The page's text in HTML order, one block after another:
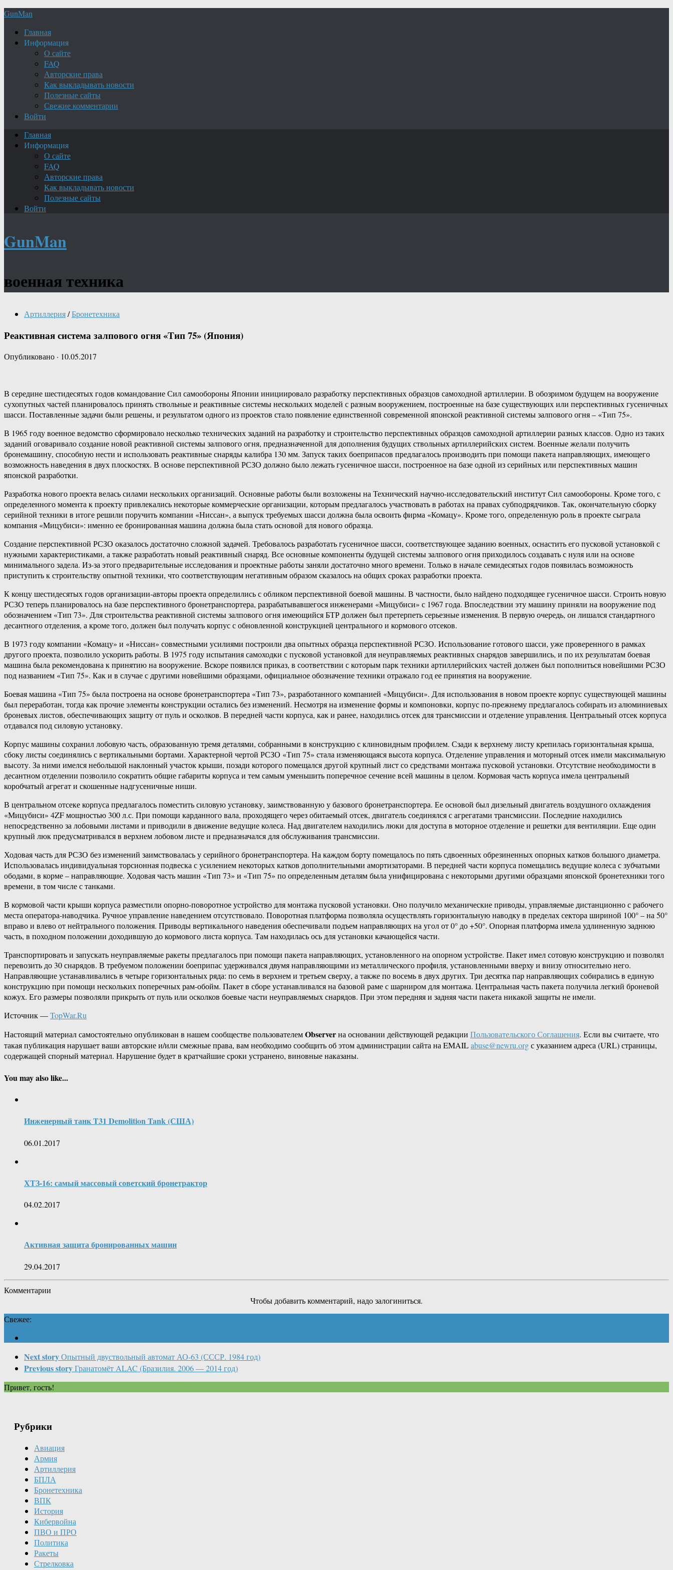
GunMan
Главная
Информация
О сайте
FAQ
Авторские права
Как выкладывать новости
Полезные сайты
Свежие комментарии
Войти
Главная
Информация
О сайте
FAQ
Авторские права
Как выкладывать новости
Полезные сайты
Войти
GunMan
военная техника
Артиллерия/Бронетехника
Реактивная система залпового огня «Тип 75» (Япония)
Опубликовано · 10.05.2017
В середине шестидесятых годов командование Сил самообороны Японии инициировало разработку перспективных образцов самоходной артиллерии. В обозримом будущем на вооружение
сухопутных частей планировалось принять ствольные и реактивные системы нескольких моделей с разным вооружением, построенные на базе существующих или перспективных гусеничных
шасси. Поставленные задачи были решены, и результатом одного из проектов стало появление единственной современной японской реактивной системы залпового огня – «Тип 75».
В 1965 году военное ведомство сформировало несколько технических заданий на разработку и строительство перспективных образцов самоходной артиллерии разных классов. Одно из таких
заданий оговаривало создание новой реактивной системы залпового огня, предназначенной для дополнения будущих ствольных артиллерийских систем. Военные желали получить
бронемашину, способную нести и использовать реактивные снаряды калибра 130 мм. Запуск таких боеприпасов предлагалось производить при помощи пакета направляющих, имеющего
возможность наведения в двух плоскостях. В основе перспективной РСЗО должно было лежать гусеничное шасси, построенное на базе одной из серийных или перспективных машин
японской разработки.
Разработка нового проекта велась силами нескольких организаций. Основные работы были возложены на Технический научно-исследовательский институт Сил самообороны. Кроме того, с
определенного момента к проекту привлекались некоторые коммерческие организации, которым предлагалось участвовать в работах на правах субподрядчиков. Так, окончательную сборку
серийной техники в итоге решили поручить компании «Ниссан», а выпуск требуемых шасси должна была освоить фирма «Комацу». Кроме того, определенную роль в проекте сыграла
компания «Мицубиси»: именно ее бронированная машина должна была стать основой для нового образца.
Создание перспективной РСЗО оказалось достаточно сложной задачей. Требовалось разработать гусеничное шасси, соответствующее заданию военных, оснастить его пусковой установкой с
нужными характеристиками, а также разработать новый реактивный снаряд. Все основные компоненты будущей системы залпового огня приходилось создавать с нуля или на основе
минимального задела. Из-за этого предварительные исследования и проектные работы заняли достаточно много времени. Только в начале семидесятых годов появилась возможность
приступить к строительству опытной техники, что соответствующим негативным образом сказалось на общих сроках разработки проекта.
К концу шестидесятых годов организации-авторы проекта определились с обликом перспективной боевой машины. В частности, было найдено подходящее гусеничное шасси. Строить новую
РСЗО теперь планировалось на базе перспективного бронетранспортера, разрабатывавшегося инженерами «Мицубиси» с 1967 года. Впоследствии эту машину приняли на вооружение под
обозначением «Тип 73». Для строительства реактивной системы залпового огня имеющийся БТР должен был претерпеть серьезные изменения. В первую очередь, он лишался стандартного
десантного отделения, а кроме того, должен был получать корпус с обновленной конструкцией центрального и кормового отсеков.
В 1973 году компании «Комацу» и «Ниссан» совместными усилиями построили два опытных образца перспективной РСЗО. Использование готового шасси, уже проверенного в рамках
другого проекта, позволило ускорить работы. В 1975 году испытания самоходки с пусковой установкой для неуправляемых реактивных снарядов завершились, и по их результатам боевая
машина была рекомендована к принятию на вооружение. Вскоре появился приказ, в соответствии с которым парк техники артиллерийских частей должен был пополниться новейшими РСЗО
под названием «Тип 75». Как и в случае с другими новейшими образцами, официальное обозначение техники отражало год ее принятия на вооружение.
Боевая машина «Тип 75» была построена на основе бронетранспортера «Тип 73», разработанного компанией «Мицубиси». Для использования в новом проекте корпус существующей машины
был переработан, тогда как прочие элементы конструкции остались без изменений. Несмотря на изменение формы и компоновки, корпус по-прежнему предлагалось собирать из алюминиевых
броневых листов, обеспечивающих защиту от пуль и осколков. В передней части корпуса, как и ранее, находились отсек для трансмиссии и отделение управления. Центральный отсек корпуса
отдавался под силовую установку.
Корпус машины сохранил лобовую часть, образованную тремя деталями, собранными в конструкцию с клиновидным профилем. Сзади к верхнему листу крепилась горизонтальная крыша,
сбоку листы соединялись с вертикальными бортами. Характерной чертой РСЗО «Тип 75» стала изменяющаяся высота корпуса. Отделение управления и моторный отсек имели максимальную
высоту. За ними имелся небольшой наклонный участок крыши, позади которого помещался другой крупный лист со средствами монтажа пусковой установки. Отсутствие необходимости в
десантном отделении позволило сократить общие габариты корпуса и тем самым уменьшить поперечное сечение всей машины в целом. Кормовая часть корпуса имела центральный
коробчатый агрегат и скошенные надгусеничные ниши.
В центральном отсеке корпуса предлагалось поместить силовую установку, заимствованную у базового бронетранспортера. Ее основой был дизельный двигатель воздушного охлаждения
«Мицубиси» 4ZF мощностью 300 л.с. При помощи карданного вала, проходящего через обитаемый отсек, двигатель соединялся с агрегатами трансмиссии. Последние находились
непосредственно за лобовыми листами и приводили в движение ведущие колеса. Над двигателем находились люки для доступа в моторное отделение и решетки для вентиляции. Еще один
крупный люк предусматривался в верхнем лобовом листе и предназначался для обслуживания трансмиссии.
Ходовая часть для РСЗО без изменений заимствовалась у серийного бронетранспортера. На каждом борту помещалось по пять сдвоенных обрезиненных опорных катков большого диаметра.
Использовалась индивидуальная торсионная подвеска с усилением некоторых катков дополнительными амортизаторами. В передней части корпуса помещались ведущие колеса с зубчатыми
ободами, в корме – направляющие. Ходовая часть машин «Тип 73» и «Тип 75» по определенным деталям была унифицирована с некоторыми другими образцами японской бронетехники того
времени, в том числе с танками.
В кормовой части крыши корпуса разместили опорно-поворотное устройство для монтажа пусковой установки. Оно получило механические приводы, управляемые дистанционно с рабочего
места оператора-наводчика. Ручное управление наведением отсутствовало. Поворотная платформа позволяла осуществлять горизонтальную наводку в пределах сектора шириной 100° – на 50°
вправо и влево от нейтрального положения. Приводы вертикального наведения обеспечивали подъем направляющих на угол от 0° до +50°. Опорная платформа имела удлиненную заднюю
часть, в походном положении доходившую до кормового листа корпуса. Там находилась ось для установки качающейся части.
Транспортировать и запускать неуправляемые ракеты предлагалось при помощи пакета направляющих, установленного на опорном устройстве. Пакет имел сотовую конструкцию и позволял
перевозить до 30 снарядов. В требуемом положении боеприпас удерживался двумя направляющими из металлического профиля, установленными вверху и внизу относительно него.
Направляющие устанавливались в четыре горизонтальных ряда: по семь в верхнем и третьем сверху, а также по восемь в двух других. Три десятка пар направляющих собирались в единую
конструкцию при помощи нескольких поперечных рам-обойм. Пакет в сборе устанавливался на базовой раме с шарниром для монтажа. Центральная часть пакета получила легкий броневой
кожух. Его размеры позволяли прикрыть от пуль или осколков боевые части неуправляемых снарядов. При этом передняя и задняя части пакета никакой защиты не имели.
Источник —TopWar.Ru
Настоящий материал самостоятельно опубликован в нашем сообществе пользователемObserverна основании действующей редакции Пользовательского Соглашения. Если вы считаете, что
такая публикация нарушает ваши авторские и/или смежные права, вам необходимо сообщить об этом администрации сайта на EMAILabuse@newru.orgс указанием адреса (URL) страницы,
содержащей спорный материал. Нарушение будет в кратчайшие сроки устранено, виновные наказаны.
You may also like...
Инженерный танк T31 Demolition Tank (США)
06.01.2017
ХТЗ-16: самый массовый советский бронетрактор
04.02.2017
Активная защита бронированных машин
29.04.2017
Комментарии
Чтобы добавить комментарий, надо залогиниться.
Свежее:
Next storyОпытный двуствольный автомат АО-63 (СССР. 1984 год)
Previous storyГранатомёт ALAC (Бразилия. 2006 — 2014 год)
Привет, гость!
Рубрики
Авиация
Армия
Артиллерия
БПЛА
Бронетехника
ВПК
История
Кибервойна
ПВО и ПРО
Политика
Ракеты
Стрелковка